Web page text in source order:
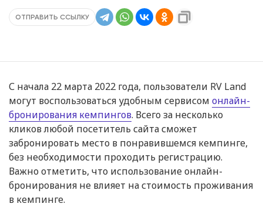
ОТПРАВИТЬ ССЫЛКУ
С начала 22 марта 2022 года, пользователи RV Land
могут воспользоваться удобным сервисом онлайн-
бронирования кемпингов. Всего за несколько
кликов любой посетитель сайта сможет
забронировать место в понравившемся кемпинге,
без необходимости проходить регистрацию.
Важно отметить, что использование онлайн-
бронирования не влияет на стоимость проживания
в кемпинге.